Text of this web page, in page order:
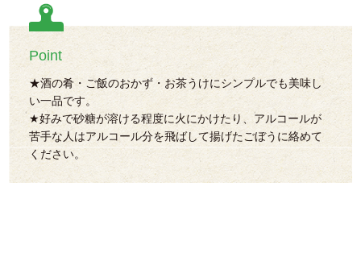
Point
★酒の肴・ご飯のおかず・お茶うけにシンプルでも美味し
い一品です。
★好みで砂糖が溶ける程度に火にかけたり、アルコールが
苦手な人はアルコール分を飛ばして揚げたごぼうに絡めて
ください。